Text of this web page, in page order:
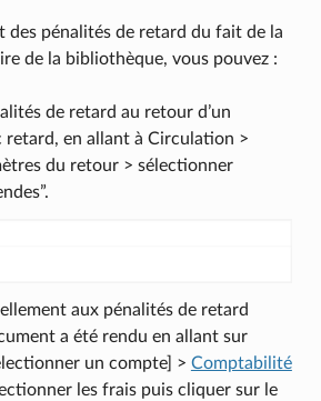
des pénalités de retard du fait de la
de la bibliothèque, vous pouvez :
de retard au retour d’un
retard, en allant à Circulation >
du retour > sélectionner
aux pénalités de retard
a été rendu en allant sur
un compte] > Comptabilité
les frais puis cliquer sur le